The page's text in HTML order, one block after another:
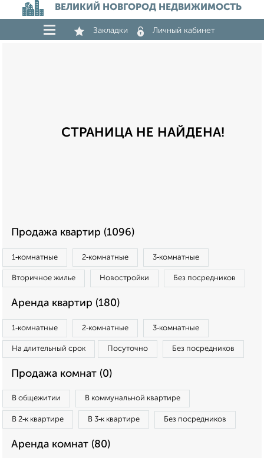
ВЕЛИКИЙ НОВГОРОД НЕДВИЖИМОСТЬ
Закладки Личный кабинет
СТРАНИЦА НЕ НАЙДЕНА!
Продажа квартир (1096)
1‑комнатные 2‑комнатные 3‑комнатные
Вторичное жилье Новостройки Без посредников
Аренда квартир (180)
1‑комнатные 2‑комнатные 3‑комнатные
На длительный срок Посуточно Без посредников
Продажа комнат (0)
В общежитии В коммунальной квартире
В 2‑к квартире В 3‑к квартире Без посредников
Аренда комнат (80)